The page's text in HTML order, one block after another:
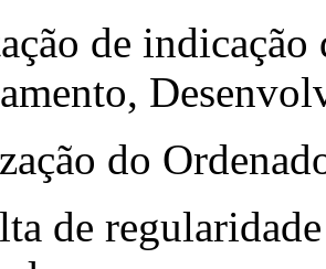
de
do
de